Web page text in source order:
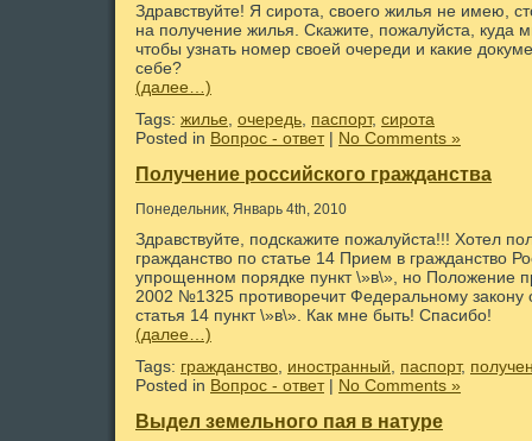
Здравствуйте! Я сирота, своего жилья не имею,
на получение жилья. Скажите, пожалуйста, куда
чтобы узнать номер своей очереди и какие
себе?
(далее…)
Tags: жилье, очередь, паспорт, сирота
Posted in Вопрос - ответ| No Comments »
Получение российского гражданства
Понедельник, Январь 4th, 2010
Здравствуйте, подскажите пожалуйста!!! Хотел
гражданство по статье 14 Прием в гражданство
упрощенном порядке пункт \»в\», но Положение
2002 №1325 противоречит Федеральному
статья 14 пункт \»в\». Как мне быть! Спасибо!
(далее…)
Tags: гражданство иностранный паспорт,
Posted in Вопрос - ответ| No Comments »
Выдел земельного пая в натуре